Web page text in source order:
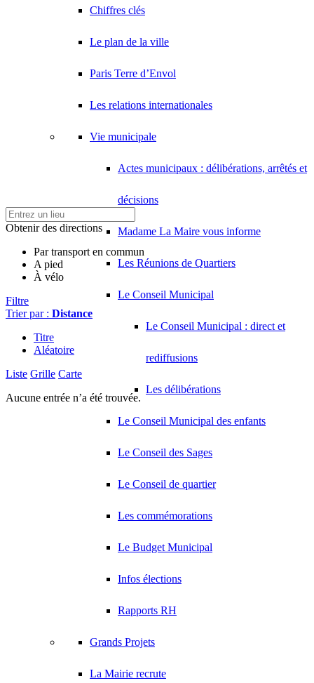
Chiffres clés
Le plan de la ville
Paris Terre d’Envol
Les relations internationales
Vie municipale
Actes municipaux : délibérations, arrêtés et
décisions
Madame La Maire vous informe
Les Réunions de Quartiers
Le Conseil Municipal
Le Conseil Municipal : direct et
rediffusions
Les délibérations
Le Conseil Municipal des enfants
Le Conseil des Sages
Le Conseil de quartier
Les commémorations
Le Budget Municipal
Infos élections
Rapports RH
Grands Projets
La Mairie recrute
Obtenir des directions
Par transport en commun
A pied
À vélo
Filtre
Trier par : Distance
Titre
Aléatoire
Liste Grille Carte
Aucune entrée n’a été trouvée.